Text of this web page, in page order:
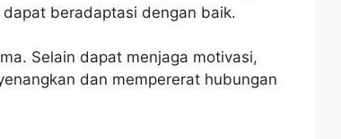
beradaptasi dengan baik.
Selain dapat menjaga motivasi,
dan mempererat hubungan